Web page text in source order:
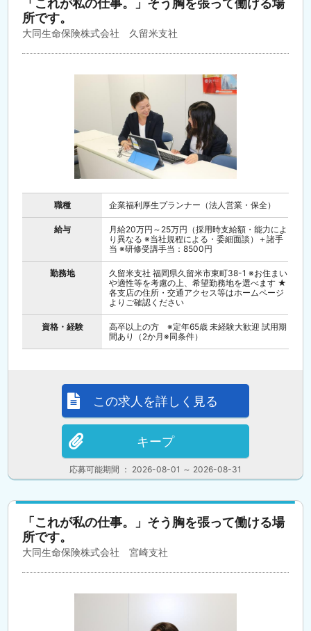
「これが私の仕事。」そう胸を張って働ける場
所です。
大同生命保険株式会社 久留米支社
職種 企業福利厚生プランナー（法人営業・保全）
給与
月給20万円～25万円（採用時支給額・能力によ
り異なる ※当社規程による・委細面談）＋諸手
当 ※研修受講手当：8500円
勤務地
久留米支社 福岡県久留米市東町38-1 ※お住まい
や適性等を考慮の上、希望勤務地を選べます ★
各支店の住所・交通アクセス等はホームページ
よりご確認ください
資格・経験
高卒以上の方 ※定年65歳 未経験大歓迎 試用期
間あり（2か月※同条件）
応募可能期間 ： 2026-08-01 ～ 2026-08-31
この求人を詳しく見る
キープ
「これが私の仕事。」そう胸を張って働ける場
所です。
大同生命保険株式会社 宮崎支社